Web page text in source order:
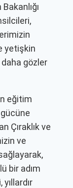
yetişkin
daha gözler
eğitim
Çıraklık ve
ve
bir adım
yıllardır